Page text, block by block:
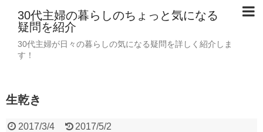
30代主婦の暮らしのちょっと気になる
疑問を紹介
30代主婦が日々の暮らしの気になる疑問を詳しく紹介しま
す！
生乾き
2017/3/4 2017/5/2